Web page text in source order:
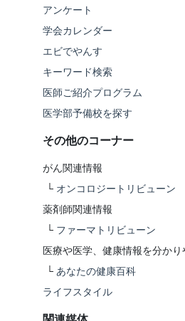
アンケート
学会カレンダー
エビでやんす
キーワード検索
医師ご紹介プログラム
医学部予備校を探す
その他のコーナー
がん関連情報
└ オンコロジートリビューン
薬剤師関連情報
└ ファーマトリビューン
医療や医学、健康情報を分か
└ あなたの健康百科
ライフスタイル